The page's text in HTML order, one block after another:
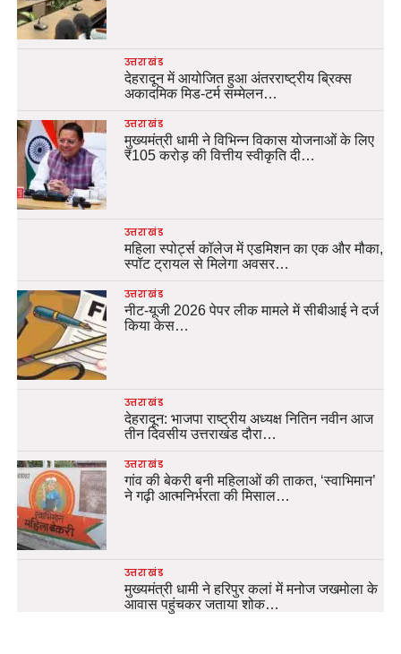
उत्तराखंड
देहरादून में आयोजित हुआ अंतरराष्ट्रीय ब्रिक्स
अकादमिक मिड-टर्म सम्मेलन…
उत्तराखंड
मुख्यमंत्री धामी ने विभिन्न विकास योजनाओं के लिए
₹105 करोड़ की वित्तीय स्वीकृति दी…
उत्तराखंड
महिला स्पोर्ट्स कॉलेज में एडमिशन का एक और मौका,
स्पॉट ट्रायल से मिलेगा अवसर…
उत्तराखंड
नीट-यूजी 2026 पेपर लीक मामले में सीबीआई ने दर्ज
किया केस…
उत्तराखंड
देहरादून: भाजपा राष्ट्रीय अध्यक्ष नितिन नवीन आज
तीन दिवसीय उत्तराखंड दौरा…
उत्तराखंड
गांव की बेकरी बनी महिलाओं की ताकत, ‘स्वाभिमान’
ने गढ़ी आत्मनिर्भरता की मिसाल…
उत्तराखंड
मुख्यमंत्री धामी ने हरिपुर कलां में मनोज जखमोला के
आवास पहुंचकर जताया शोक…